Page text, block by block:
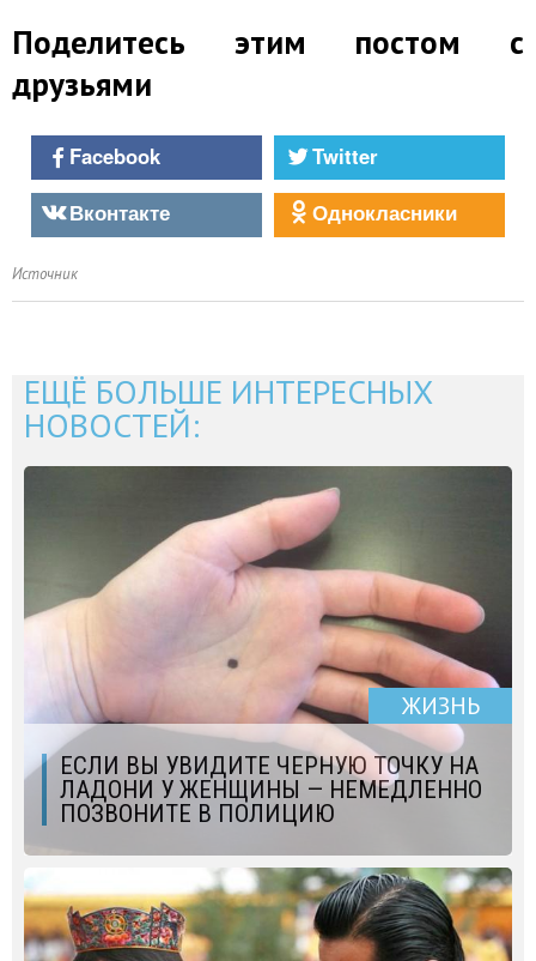
Поделитесь этим постом с
друзьями
Facebook
Twitter
Вконтакте
Однокласники
Источник
ЕЩЁ БОЛЬШЕ ИНТЕРЕСНЫХ
НОВОСТЕЙ:
ЖИЗНЬ
ЕСЛИ ВЫ УВИДИТЕ ЧЕРНУЮ ТОЧКУ НА
ЛАДОНИ У ЖЕНЩИНЫ — НЕМЕДЛЕННО
ПОЗВОНИТЕ В ПОЛИЦИЮ